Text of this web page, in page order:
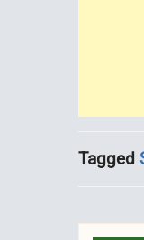
Tagged